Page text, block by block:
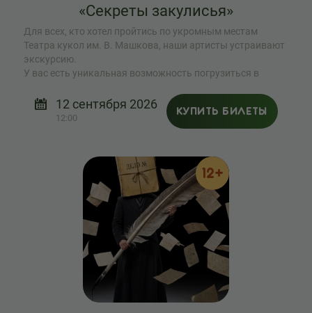
«Секреты закулисья»
Для всех, кто хотел пройтись по укромным местам
Театра кукол им. В. Машкова, наши артисты устраивают
экскурсию.
У вас есть уникальная возможность погрузиться в
12 сентября 2026
12:00
КУПИТЬ БИЛЕТЫ
12+